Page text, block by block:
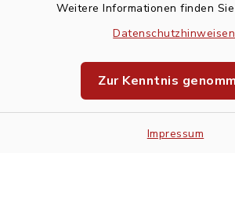
Weitere Informationen finden
Datenschutzhinweisen
Zur Kenntnis
Impressum
Barrierefreiheit
Impressum
Sitemap